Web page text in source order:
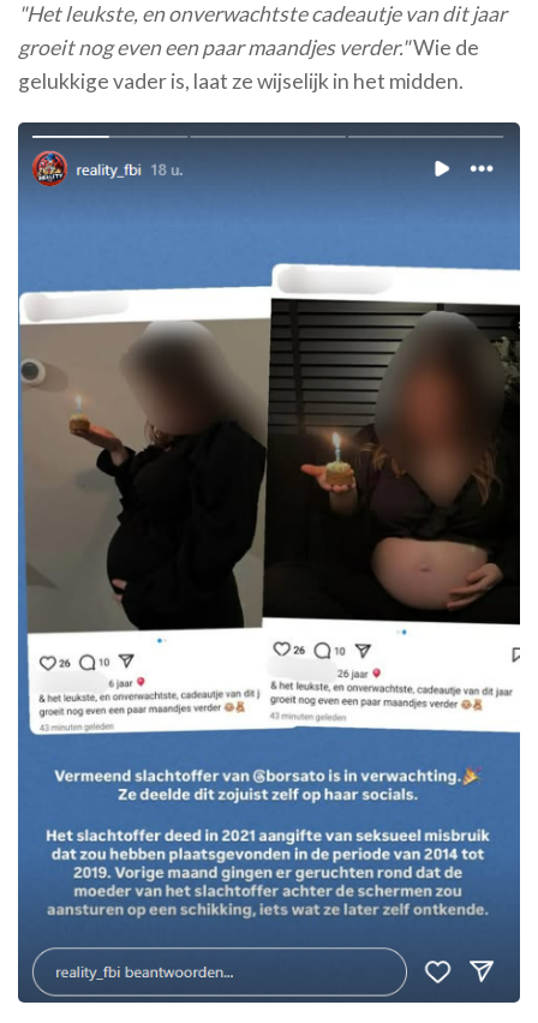
"Het leukste, en onverwachtste cadeautje van dit jaar
groeit nog even een paar maandjes verder."Wie de
gelukkige vader is, laat ze wijselijk in het midden.